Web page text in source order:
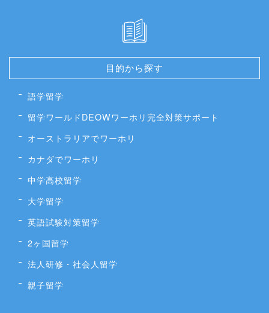
目的から探す
語学留学
留学ワールドDEOWワーホリ完全対策サポート
オーストラリアでワーホリ
カナダでワーホリ
中学高校留学
大学留学
英語試験対策留学
2ヶ国留学
法人研修・社会人留学
親子留学